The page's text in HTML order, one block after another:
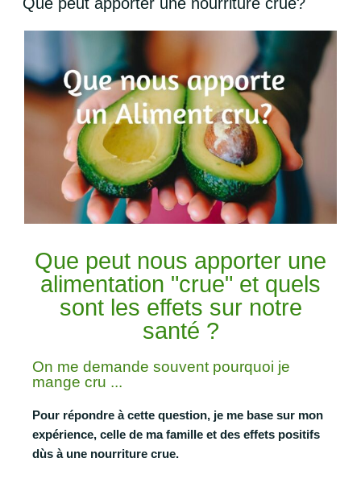
Que peut nous apporter une
alimentation "crue" et quels
sont les effets sur notre
santé ?
On me demande souvent pourquoi je
mange cru ...
Pour répondre à cette question, je me base sur mon
expérience, celle de ma famille et des effets positifs
dùs à une nourriture crue.